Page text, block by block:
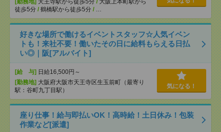
[勤務地] 天王寺駅から徒歩5分 / 大阪上本町駅から
徒歩5分 / 鶴橋駅から徒歩5分 / …
好きな場所で働けるイベントスタッフ☆人気イベン
トも！来社不要！働いたその日に給料もらえる日払
い◎｜阪[アルバイト]
[給 与] 日給16,500円～
[勤務地] 大阪府大阪市天王寺区生玉前町（最寄り
駅：谷町九丁目駅）
気になる！
座り仕事！給与即払いOK！高時給！土日休み！包装
作業など[派遣]